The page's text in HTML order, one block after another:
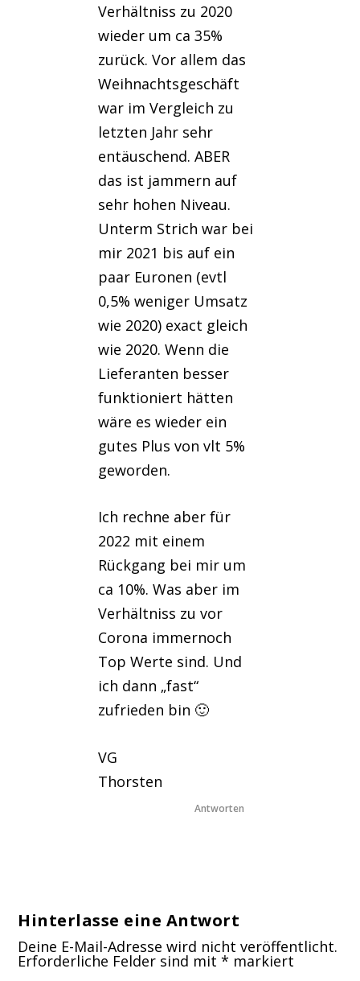
Verhältniss zu 2020
wieder um ca 35%
zurück. Vor allem das
Weihnachtsgeschäft
war im Vergleich zu
letzten Jahr sehr
entäuschend. ABER
das ist jammern auf
sehr hohen Niveau.
Unterm Strich war bei
mir 2021 bis auf ein
paar Euronen (evtl
0,5% weniger Umsatz
wie 2020) exact gleich
wie 2020. Wenn die
Lieferanten besser
funktioniert hätten
wäre es wieder ein
gutes Plus von vlt 5%
geworden.
Ich rechne aber für
2022 mit einem
Rückgang bei mir um
ca 10%. Was aber im
Verhältniss zu vor
Corona immernoch
Top Werte sind. Und
ich dann „fast“
zufrieden bin 🙂
VG
Thorsten
Antworten
Hinterlasse eine Antwort
Deine E-Mail-Adresse wird nicht veröffentlicht.
Erforderliche Felder sind mit* markiert